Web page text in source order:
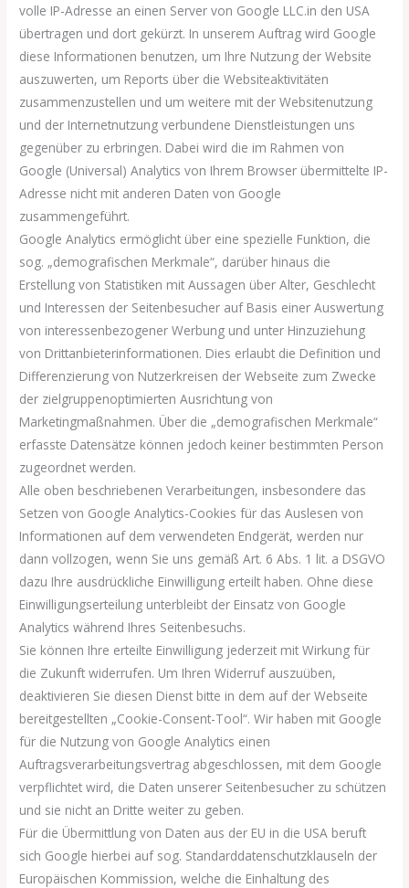
volle IP-Adresse an einen Server von Google LLC.in den USA
übertragen und dort gekürzt. In unserem Auftrag wird Google
diese Informationen benutzen, um Ihre Nutzung der Website
auszuwerten, um Reports über die Websiteaktivitäten
zusammenzustellen und um weitere mit der Websitenutzung
und der Internetnutzung verbundene Dienstleistungen uns
gegenüber zu erbringen. Dabei wird die im Rahmen von
Google (Universal) Analytics von Ihrem Browser übermittelte IP-
Adresse nicht mit anderen Daten von Google
zusammengeführt.
Google Analytics ermöglicht über eine spezielle Funktion, die
sog. „demografischen Merkmale“, darüber hinaus die
Erstellung von Statistiken mit Aussagen über Alter, Geschlecht
und Interessen der Seitenbesucher auf Basis einer Auswertung
von interessenbezogener Werbung und unter Hinzuziehung
von Drittanbieterinformationen. Dies erlaubt die Definition und
Differenzierung von Nutzerkreisen der Webseite zum Zwecke
der zielgruppenoptimierten Ausrichtung von
Marketingmaßnahmen. Über die „demografischen Merkmale“
erfasste Datensätze können jedoch keiner bestimmten Person
zugeordnet werden.
Alle oben beschriebenen Verarbeitungen, insbesondere das
Setzen von Google Analytics-Cookies für das Auslesen von
Informationen auf dem verwendeten Endgerät, werden nur
dann vollzogen, wenn Sie uns gemäß Art. 6 Abs. 1 lit. a DSGVO
dazu Ihre ausdrückliche Einwilligung erteilt haben. Ohne diese
Einwilligungserteilung unterbleibt der Einsatz von Google
Analytics während Ihres Seitenbesuchs.
Sie können Ihre erteilte Einwilligung jederzeit mit Wirkung für
die Zukunft widerrufen. Um Ihren Widerruf auszuüben,
deaktivieren Sie diesen Dienst bitte in dem auf der Webseite
bereitgestellten „Cookie-Consent-Tool“. Wir haben mit Google
für die Nutzung von Google Analytics einen
Auftragsverarbeitungsvertrag abgeschlossen, mit dem Google
verpflichtet wird, die Daten unserer Seitenbesucher zu schützen
und sie nicht an Dritte weiter zu geben.
Für die Übermittlung von Daten aus der EU in die USA beruft
sich Google hierbei auf sog. Standarddatenschutzklauseln der
Europäischen Kommission, welche die Einhaltung des